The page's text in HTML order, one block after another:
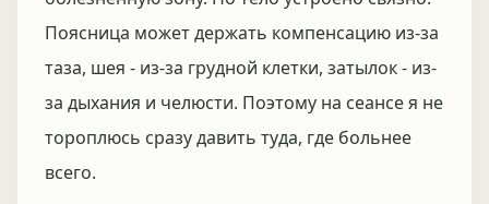
Поясница может держать компенсацию из-за
таза, шея - из-за грудной клетки, затылок - из-
за дыхания и челюсти. Поэтому на сеансе я не
тороплюсь сразу давить туда, где больнее
всего.